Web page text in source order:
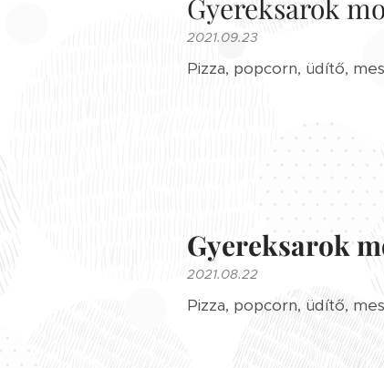
Gyereksarok
2021.09.23
Pizza, popcorn, üdítő,
Gyereksarok
2021.08.22
Pizza, popcorn, üdítő,